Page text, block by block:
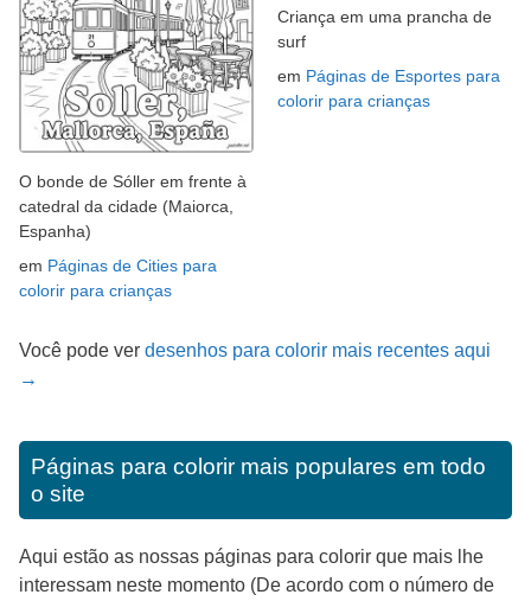
O bonde de Sóller em frente à
catedral da cidade (Maiorca,
Espanha)
em Páginas de Cities para
colorir para crianças
Criança em uma prancha de
surf
em Páginas de Esportes para
colorir para crianças
Você pode ver desenhos para colorir mais recentes aqui
→
Páginas para colorir mais populares em todo
o site
Aqui estão as nossas páginas para colorir que mais lhe
interessam neste momento (De acordo com o número de